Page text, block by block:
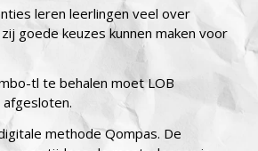
leren leerlingen veel over
goede keuzes kunnen maken voor
tl te behalen moet LOB
methode Qompas. De